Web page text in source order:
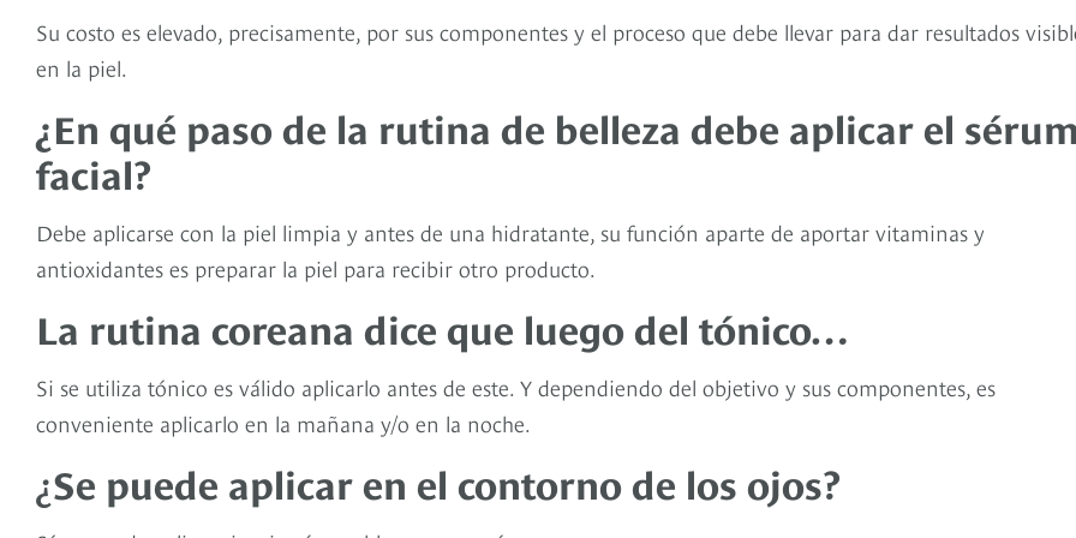
Su costo es elevado, precisamente, por sus componentes y el proceso que debe llevar para dar resultados
en la piel.
¿En qué paso de la rutina de belleza debe aplicar el
facial?
Debe aplicarse con la piel limpia y antes de una hidratante, su función aparte de aportar vitaminas y
antioxidantes es preparar la piel para recibir otro producto.
La rutina coreana dice que luego del tónico…
Si se utiliza tónico es válido aplicarlo antes de este. Y dependiendo del objetivo y sus componentes, es
conveniente aplicarlo en la mañana y/o en la noche.
¿Se puede aplicar en el contorno de los ojos?